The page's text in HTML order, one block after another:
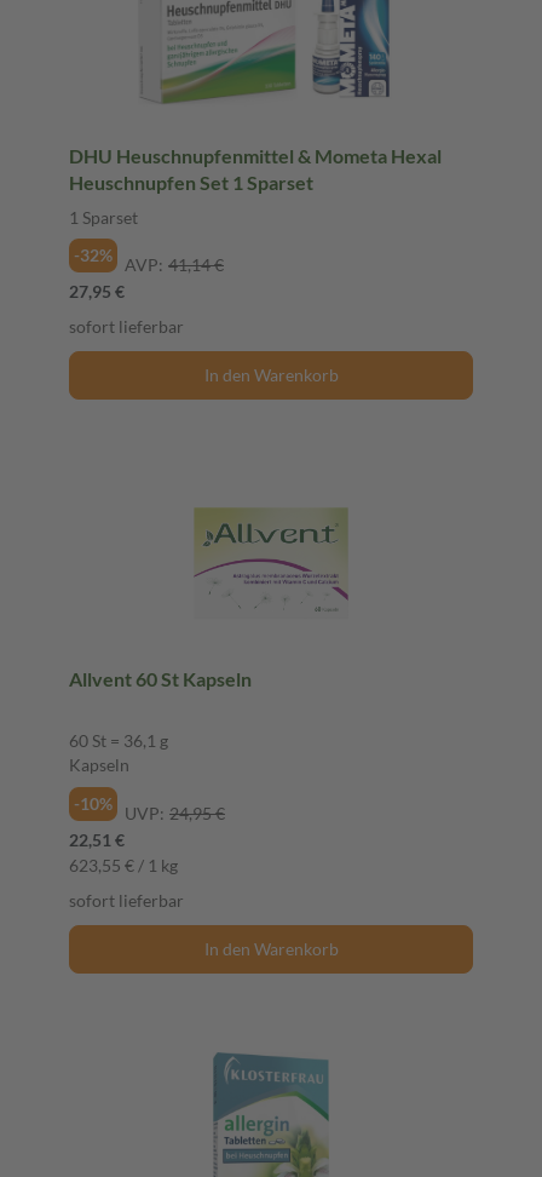
DHU Heuschnupfenmittel & Mometa Hexal
Heuschnupfen Set 1 Sparset
1 Sparset
-32%
AVP: 41,14 €
27,95 €
sofort lieferbar
In den Warenkorb
Allvent 60 St Kapseln
60 St = 36,1 g
Kapseln
-10%
UVP: 24,95 €
22,51 €
623,55 € / 1 kg
sofort lieferbar
In den Warenkorb